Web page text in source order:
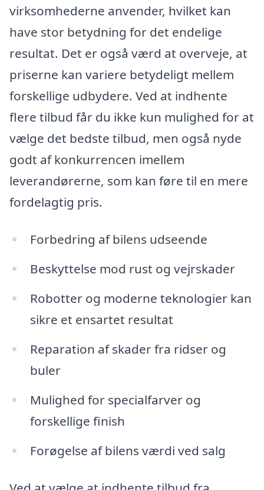
virksomhederne anvender, hvilket kan
have stor betydning for det endelige
resultat. Det er også værd at overveje, at
priserne kan variere betydeligt mellem
forskellige udbydere. Ved at indhente
flere tilbud får du ikke kun mulighed for at
vælge det bedste tilbud, men også nyde
godt af konkurrencen imellem
leverandørerne, som kan føre til en mere
fordelagtig pris.
Forbedring af bilens udseende
Beskyttelse mod rust og vejrskader
Robotter og moderne teknologier kan
sikre et ensartet resultat
Reparation af skader fra ridser og
buler
Mulighed for specialfarver og
forskellige finish
Forøgelse af bilens værdi ved salg